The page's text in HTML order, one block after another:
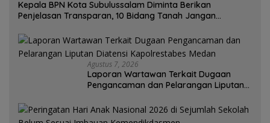
Kepala BPN Kota Subulussalam Diminta Berikan
Penjelasan Transparan, 10 Bidang Tanah Jangan
Agustus 7, 2026
Laporan Wartawan Terkait Dugaan
Pengancaman dan Pelarangan Liputan